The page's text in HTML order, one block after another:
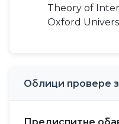
Theory of
Oxford
Облици провере